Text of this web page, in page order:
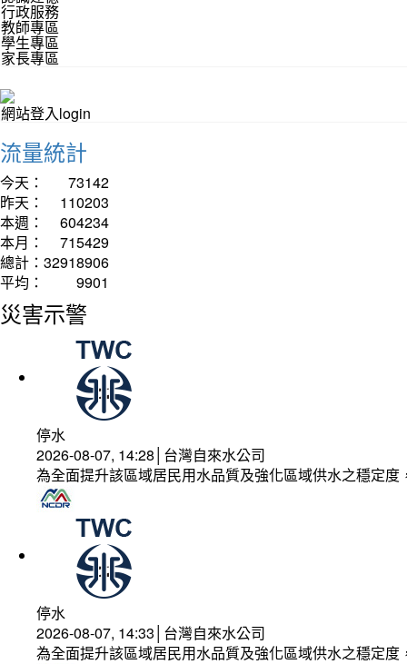
行政服務
教師專區
學生專區
家長專區
網站登入login
流量統計
今天：
73142
昨天：
110203
本週：
604234
本月：
715429
總計： 32918906
平均：
9901
災害示警
停水
2026-08-07, 14:28│台灣自來水公司
為全面提升該區域居民用水品質及強化區域供水之穩定
停水
2026-08-07, 14:33│台灣自來水公司
為全面提升該區域居民用水品質及強化區域供水之穩定